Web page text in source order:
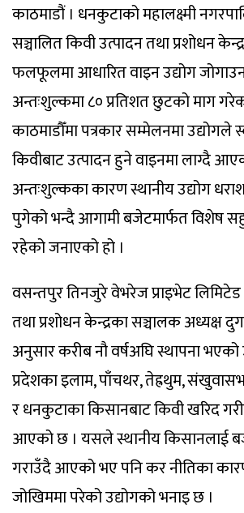
काठमाडौं । धनकुटाको महालक्ष्मी
सञ्चालित किवी उत्पादन तथा प्रशोधन
फलफूलमा आधारित वाइन उद्योग
अन्तःशुल्कमा ८० प्रतिशत छुटको माग
काठमाडौँमा पत्रकार सम्मेलनमा उद्योगले
किवीबाट उत्पादन हुने वाइनमा लाग्दै
अन्तःशुल्कका कारण स्थानीय उद्योग
पुगेको भन्दै आगामी बजेटमार्फत विशेष
रहेको जनाएको हो ।
वसन्तपुर तिनजुरे वेभरेज प्राइभेट लिमिटेड
तथा प्रशोधन केन्द्रका सञ्चालक अध्यक्ष
अनुसार करीब नौ वर्षअघि स्थापना
प्रदेशका इलाम, पाँचथर, तेह्रथुम,
र धनकुटाका किसानबाट किवी खरिद गरी
आएको छ । यसले स्थानीय किसानलाई
गराउँदै आएको भए पनि कर नीतिका
जोखिममा परेको उद्योगको भनाइ छ ।